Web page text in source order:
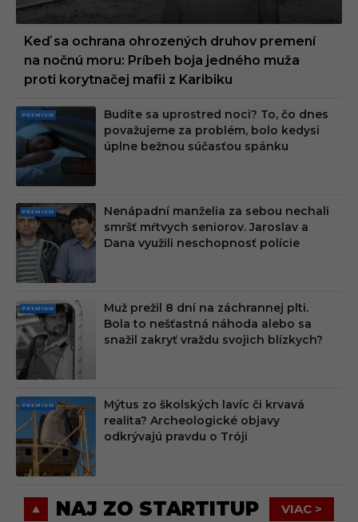
Keď sa ochrana ohrozených druhov premení
na nočnú moru: Príbeh boja jedného muža
proti korytnačej mafii z Karibiku
PRE
MIU
M
Budíte sa uprostred noci? To, čo dnes
považujeme za problém, bolo kedysi
úplne bežnou súčasťou spánku
PRE
MIU
M
Nenápadní manželia za sebou nechali
smršť mŕtvych seniorov. Jaroslav a
Dana využili neschopnosť polície
PRE
MIU
M
Muž prežil 8 dní na záchrannej plti.
Bola to nešťastná náhoda alebo sa
snažil zakryť vraždu svojich blízkych?
PRE
MIU
M
Mýtus zo školských lavíc či krvavá
realita? Archeologické objavy
odkrývajú pravdu o Tróji
NAJ ZO STARTITUP VIAC >